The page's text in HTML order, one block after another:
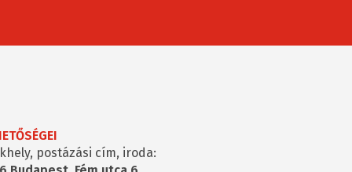
postázási cím, iroda: